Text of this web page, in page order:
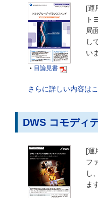
 目論見書
[運
ト
局
し
い
さらに詳しい内容は
DWS コモディ
[運
フ
し
ま